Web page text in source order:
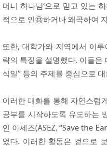
머니 하나님’으로 믿고 있는
적으로 인용하거나 왜곡하여
또한, 대학가와 지역에서 이
략의 특징을 설명했다. 이들은
식일” 등의 주제를 중심으로
이러한 대화를 통해 자연스럽
공부를 시작하도록 유도하는
인 아세즈(ASEZ, “Save the
었다. 이러한 활동은 겉으로